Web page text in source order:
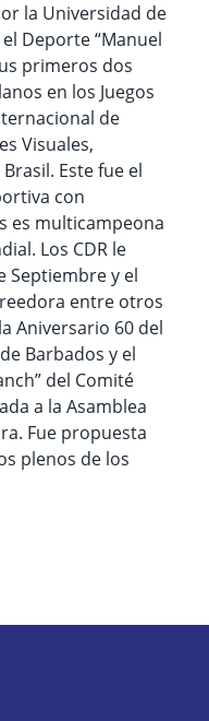
la Universidad de
Deporte “Manuel
primeros dos
en los Juegos
de
Visuales,
Este fue el
con
es multicampeona
Los CDR le
Septiembre y el
entre otros
Aniversario 60 del
Barbados y el
del Comité
a la Asamblea
Fue propuesta
plenos de los